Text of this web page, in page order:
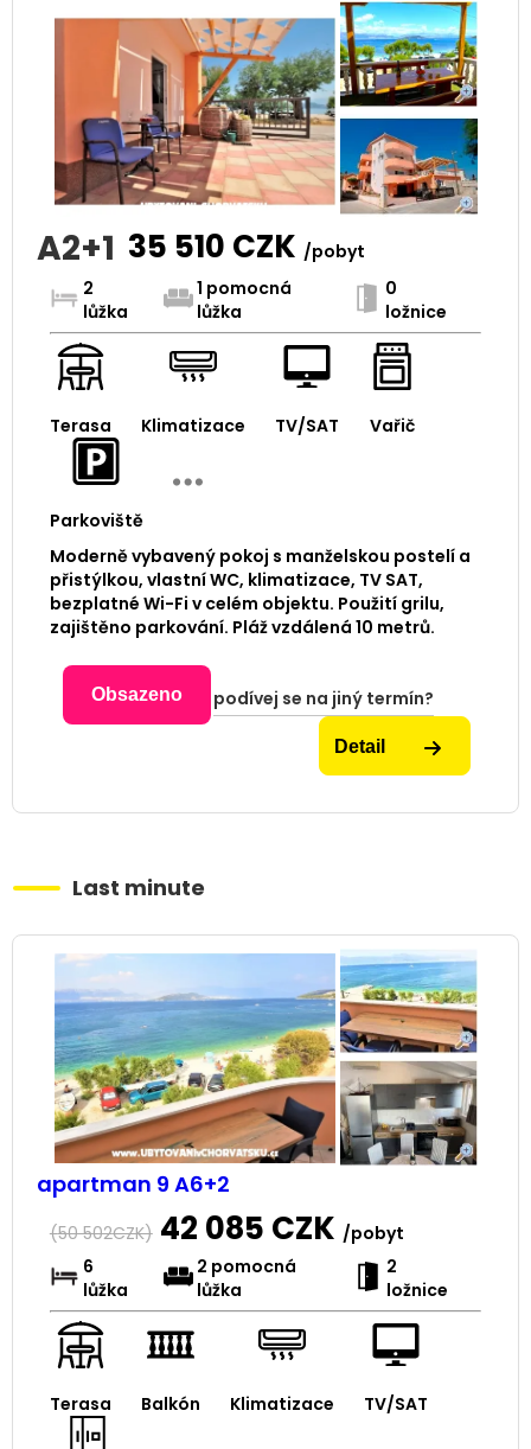
A2+1 35 510 CZK /pobyt
2
lůžka
1 pomocná
lůžka
0
ložnice
Terasa Klimatizace TV/SAT Vařič
Parkoviště
Moderně vybavený pokoj s manželskou postelí a
přistýlkou, vlastní WC, klimatizace, TV SAT,
bezplatné Wi-Fi v celém objektu. Použití grilu,
zajištěno parkování. Pláž vzdálená 10 metrů.
Obsazeno podívej se na jiný termín?
Detail
Last minute
apartman 9 A6+2
(50 502CZK) 42 085 CZK /pobyt
6
lůžka
2 pomocná
lůžka
2
ložnice
Terasa Balkón Klimatizace TV/SAT